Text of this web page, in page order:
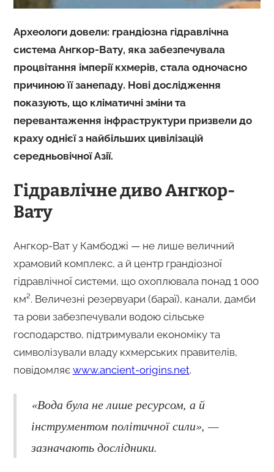
Археологи довели: грандіозна гідравлічна
система Ангкор-Вату, яка забезпечувала
процвітання імперії кхмерів, стала одночасно
причиною її занепаду. Нові дослідження
показують, що кліматичні зміни та
перевантаження інфраструктури призвели до
краху однієї з найбільших цивілізацій
середньовічної Азії.
Гідравлічне диво Ангкор-
Вату
Ангкор-Ват у Камбоджі — не лише величний
храмовий комплекс, а й центр грандіозної
гідравлічної системи, що охоплювала понад 1 000
км². Величезні резервуари (бараї), канали, дамби
та рови забезпечували водою сільське
господарство, підтримували економіку та
символізували владу кхмерських правителів,
повідомляє www.ancient-origins.net.
«Вода була не лише ресурсом, а й
інструментом політичної сили», —
зазначають дослідники.